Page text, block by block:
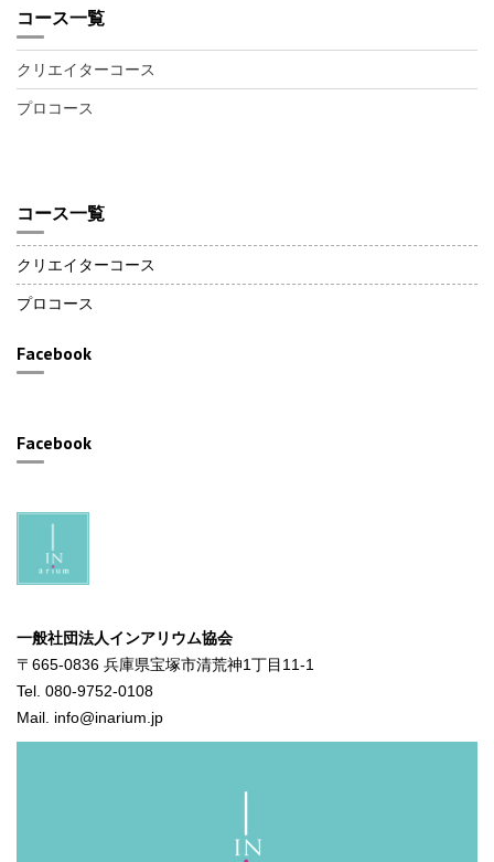
コース一覧
クリエイターコース
プロコース
コース一覧
クリエイターコース
プロコース
Facebook
Facebook
一般社団法人インアリウム協会
〒665-0836 兵庫県宝塚市清荒神1丁目11-1
Tel. 080-9752-0108
Mail. info@inarium.jp